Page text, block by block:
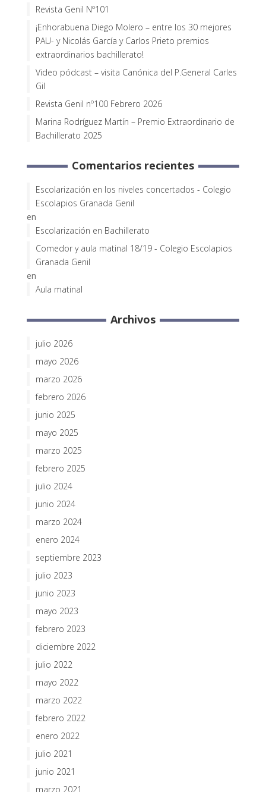
Revista Genil Nº101
¡Enhorabuena Diego Molero – entre los 30 mejores
PAU- y Nicolás García y Carlos Prieto premios
extraordinarios bachillerato!
Video pódcast – visita Canónica del P.General Carles
Gil
Revista Genil nº100 Febrero 2026
Marina Rodríguez Martín – Premio Extraordinario de
Bachillerato 2025
Comentarios recientes
Escolarización en los niveles concertados - Colegio
Escolapios Granada Genil
en
Escolarización en Bachillerato
Comedor y aula matinal 18/19 - Colegio Escolapios
Granada Genil
en
Aula matinal
Archivos
julio 2026
mayo 2026
marzo 2026
febrero 2026
junio 2025
mayo 2025
marzo 2025
febrero 2025
julio 2024
junio 2024
marzo 2024
enero 2024
septiembre 2023
julio 2023
junio 2023
mayo 2023
febrero 2023
diciembre 2022
julio 2022
mayo 2022
marzo 2022
febrero 2022
enero 2022
julio 2021
junio 2021
marzo 2021